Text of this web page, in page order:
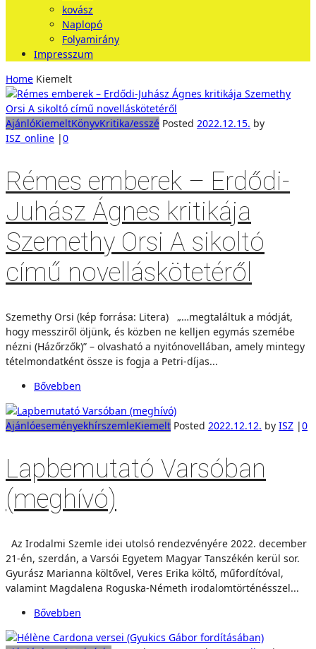
kovász
Naplopó
Folyamirány
Impresszum
Home Kiemelt
AjánlóKiemeltKönyvKritika/esszé Posted 2022.12.15. by
ISZ_online |0
Rémes emberek – Erdődi-
Juhász Ágnes kritikája
Szemethy Orsi A sikoltó
című novelláskötetéről
Szemethy Orsi (kép forrása: Litera) „…megtaláltuk a módját,
hogy messziről öljünk, és közben ne kelljen egymás szemébe
nézni (Házőrzők)” – olvasható a nyitónovellában, amely mintegy
tételmondatként össze is fogja a Petri-díjas...
Bővebben
AjánlóeseményekhírszemleKiemelt Posted 2022.12.12. by ISZ |0
Lapbemutató Varsóban
(meghívó)
Az Irodalmi Szemle idei utolsó rendezvényére 2022. december
21-én, szerdán, a Varsói Egyetem Magyar Tanszékén kerül sor.
Gyurász Marianna költővel, Veres Erika költő, műfordítóval,
valamint Magdalena Roguska-Németh irodalomtörténésszel...
Bővebben